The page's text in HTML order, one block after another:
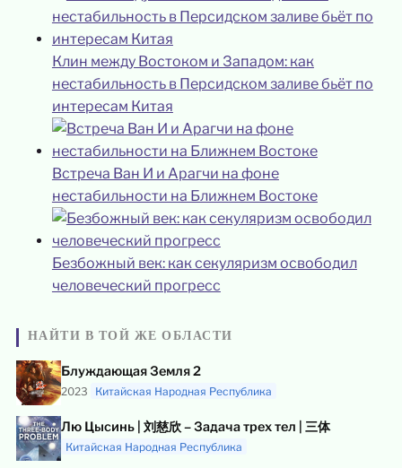
Клин между Востоком и Западом: как
нестабильность в Персидском заливе бьёт по
интересам Китая
Встреча Ван И и Арагчи на фоне
нестабильности на Ближнем Востоке
Безбожный век: как секуляризм освободил
человеческий прогресс
НАЙТИ В ТОЙ ЖЕ ОБЛАСТИ
Блуждающая Земля 2
2023 Китайская Народная Республика
Лю Цысинь | 刘慈欣 – Задача трех тел | 三体
Китайская Народная Республика